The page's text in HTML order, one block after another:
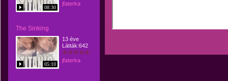
08:30
jfaterka
The Sinking
05:10
13 éve
Látták:642
jfaterka